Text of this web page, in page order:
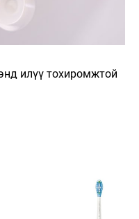
илүү тохиромжтой